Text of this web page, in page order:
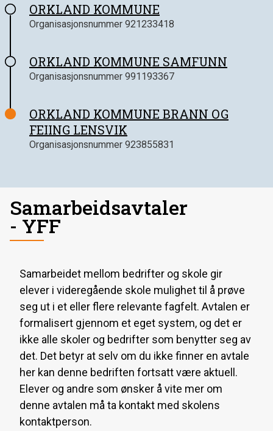
ORKLAND KOMMUNE
Organisasjonsnummer 921233418
ORKLAND KOMMUNE SAMFUNN
Organisasjonsnummer 991193367
ORKLAND KOMMUNE BRANN OG
FEIING LENSVIK
Organisasjonsnummer 923855831
Samarbeidsavtaler
- YFF
Samarbeidet mellom bedrifter og skole gir
elever i videregående skole mulighet til å prøve
seg ut i et eller flere relevante fagfelt. Avtalen er
formalisert gjennom et eget system, og det er
ikke alle skoler og bedrifter som benytter seg av
det. Det betyr at selv om du ikke finner en avtale
her kan denne bedriften fortsatt være aktuell.
Elever og andre som ønsker å vite mer om
denne avtalen må ta kontakt med skolens
kontaktperson.